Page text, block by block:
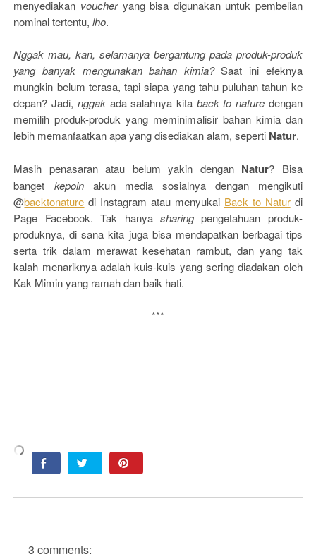
menyediakan voucher yang bisa digunakan untuk pembelian
nominal tertentu,lho.
Nggak mau, kan, selamanya bergantung pada produk-produk
yang banyak mengunakan bahan kimia?Saat ini efeknya
mungkin belum terasa, tapi siapa yang tahu puluhan tahun ke
depan? Jadi, nggak ada salahnya kita back to naturedengan
memilih produk-produk yang meminimalisir bahan kimia dan
lebih memanfaatkan apa yang disediakan alam, seperti Natur.
Masih penasaran atau belum yakin dengan Natur? Bisa
banget kepoin akun media sosialnya dengan mengikuti
@backtonature di Instagram atau menyukai Back to Naturdi
Page Facebook. Tak hanya sharingpengetahuan produk-
produknya, di sana kita juga bisa mendapatkan berbagai tips
serta trik dalam merawat kesehatan rambut, dan yang tak
kalah menariknya adalah kuis-kuis yang sering diadakan oleh
Kak Mimin yang ramah dan baik hati.
***
3 comments: